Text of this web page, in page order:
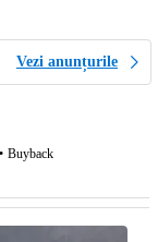
Vezi anunțurile
Buyback